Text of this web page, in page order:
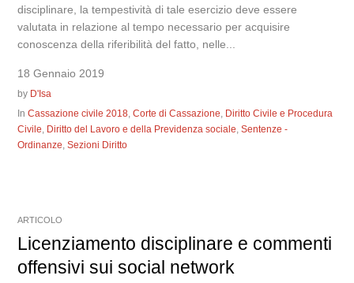
disciplinare, la tempestività di tale esercizio deve essere
valutata in relazione al tempo necessario per acquisire
conoscenza della riferibilità del fatto, nelle...
18 Gennaio 2019
by D'Isa
InCassazione civile 2018,Corte di Cassazione, Diritto Civile e Procedura
Civile, Diritto del Lavoro e della Previdenza sociale,Sentenze -
Ordinanze,Sezioni Diritto
ARTICOLO
Licenziamento disciplinare e commenti
offensivi sui social network